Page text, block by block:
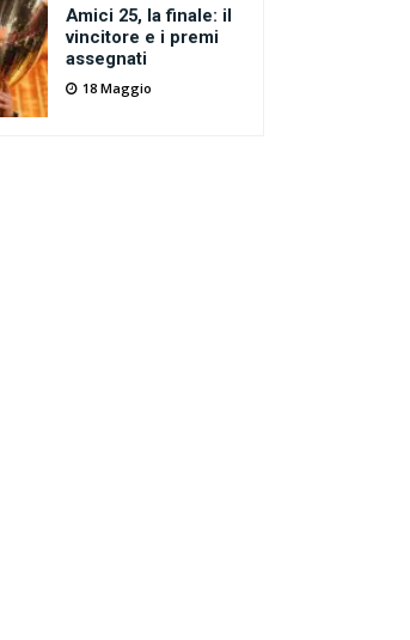
Amici 25, la finale: il
vincitore e i premi
assegnati
18 Maggio